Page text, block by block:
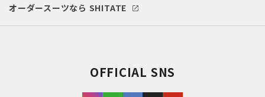
オーダースーツなら SHITATE
OFFICIAL SNS